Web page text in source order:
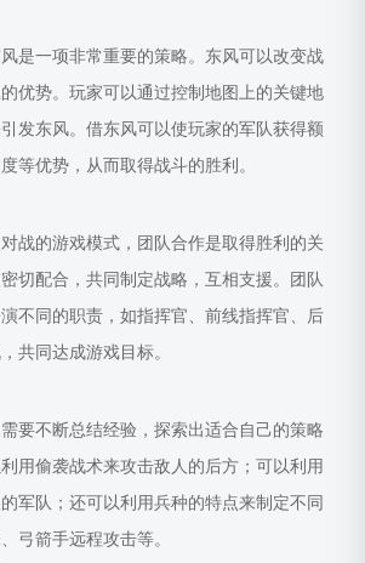
是一项非常重要的策略。东风可以改变战
优势。玩家可以通过控制地图上的关键地
发东风。借东风可以使玩家的军队获得额
等优势，从而取得战斗的胜利。
战的游戏模式，团队合作是取得胜利的关
切配合，共同制定战略，互相支援。团队
不同的职责，如指挥官、前线指挥官、后
共同达成游戏目标。
要不断总结经验，探索出适合自己的策略
用偷袭战术来攻击敌人的后方；可以利用
军队；还可以利用兵种的特点来制定不同
弓箭手远程攻击等。